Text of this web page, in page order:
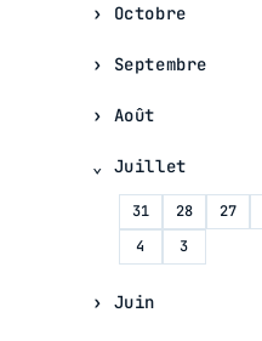
Octobre
Septembre
Août
Juillet
31 28 27
4
3
Juin